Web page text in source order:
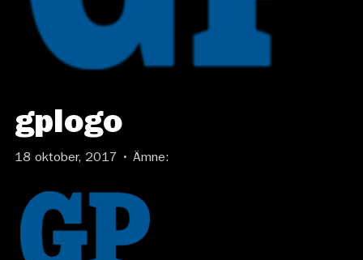
gplogo
18 oktober, 2017 • Ämne: